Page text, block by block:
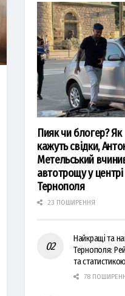
Пияк чи блогер? Як
кажуть свідки,
Метельський
автотрощу у центрі
Тернополя
23 ПОШИРЕННЯ
Найкращі та
Тернополя:
та статистикою
78